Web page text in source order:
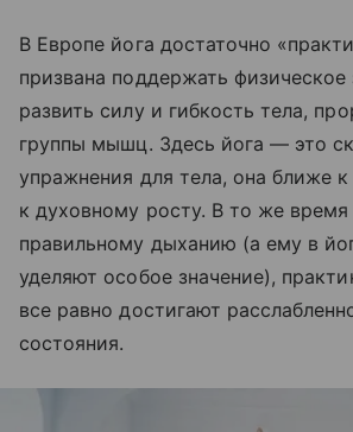
В Европе йога достаточно
призвана поддержать физическое
развить силу и гибкость тела,
группы мышц. Здесь йога — это
упражнения для тела, она ближе
к духовному росту. В то же время
правильному дыханию (а ему в
уделяют особое значение),
все равно достигают
состояния.